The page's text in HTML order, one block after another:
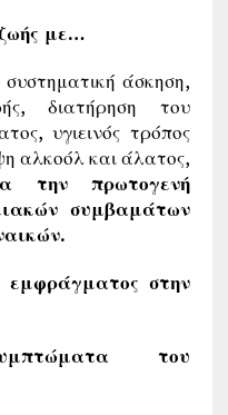
με…
συστηματική άσκηση,
διατήρηση του
υγιεινός τρόπος
αλκοόλ και άλατος,
την πρωτογενή
συμβαμάτων
στην
του